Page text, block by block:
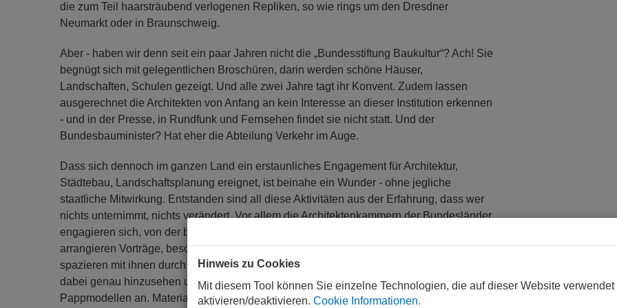
die zum Teil haarsträubend verlogenen Repliken, so wie rings um den Dresdner
Neumarkt oder in Braunschweig.
Aber - haben wir denn seit ein paar Jahren nicht die „Bundesstiftung Baukultur“? Ach! Sie
begnügt sich mit gelegentlichen Broschüren, darin werden schöne Häuser,
Landschaften, Schulen gezeigt. Und alle zwei Jahre tagt ihr Konvent. Zudem lassen
ausgerechnet die Architekten von Anfang an kein Interesse an dieser Institution erkennen
- und in der Presse, in Rundfunk und Fernsehen findet sie nicht statt. Und der
Bundesbauminister? Hat eher die Abteilung Verkehr im Auge.
Dass sich dennoch im ganzen Land ein erstaunliches Engagement für Architektur,
Städtebau, Landschaftsplanung ereignet, ist beinahe ein Wunder - ohne jegliche
staatliche Mitwirkung. Entstanden sind all diese Aktivitäten aus der Erfahrung, dass wer
nichts unternimmt, nichts verändert. Vor allem die Architektenkammern der Bundesländer
engagieren sich, von der breiteren Öffentlichkeit fast unbemerkt, in Schulen; sie
arrangieren Vorträge, besorgen Ausstellungen, führen Schüler in die Baugeschichte ein,
spazieren mit ihnen durch Städte und Parks, lassen sie Gebäude erkunden, lehren sie
dabei genau hinzusehen und regen sie zu Zeichnungen oder zum Bau von
Pappmodellen an. Material- und Stilkunde, Bautechniken und Umweltschutz sind
Hinweis zu Cookies
Mit diesem Tool können Sie einzelne Technologien, die auf dieser Website verwendet
aktivieren/deaktivieren. Cookie Informationen.